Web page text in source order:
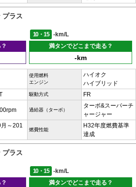
プラス
10・15
-km/L
満タンでどこまで走る？
-km
使用燃料
エンジン
ハイオク
ハイブリッド
駆動方式 FR
過給器（ターボ）
ターボ&スーパーチ
ャージャー
～201
燃費性能
H32年度燃費基準
達成
プラス
10・15
-km/L
満タンでどこまで走る？